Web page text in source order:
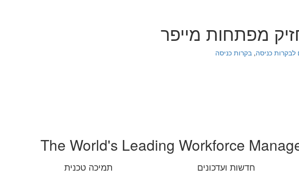
מפתחות מייפר
כניסה, בקרות כניסה
The World's Leading Workforce
תמיכה טכנית חדשות ועדכונים